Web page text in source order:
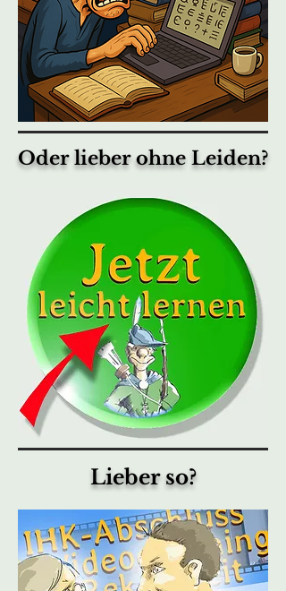
Oder lieber ohne Leiden?
Lieber so?